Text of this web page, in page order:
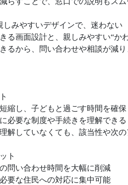
しみやすいデザインで、迷わない
る画面設計と、親しみやすい“か
るから、問い合わせや相談が減り
縮し、子どもと過ごす時間を確保
必要な制度や手続きを理解できる
解していなくても、該当性や次
ト
問い合わせ時間を大幅に削減
要な住民への対応に集中可能